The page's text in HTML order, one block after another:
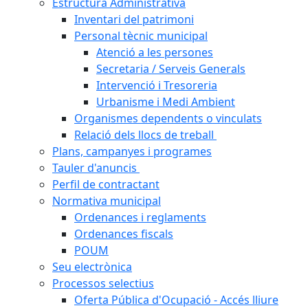
Inventari del patrimoni
Personal tècnic municipal
Atenció a les persones
Secretaria / Serveis Generals
Intervenció i Tresoreria
Urbanisme i Medi Ambient
Organismes dependents o vinculats
Relació dels llocs de treball
Plans, campanyes i programes
Tauler d'anuncis
Perfil de contractant
Normativa municipal
Ordenances i reglaments
Ordenances fiscals
POUM
Seu electrònica
Processos selectius
Oferta Pública d'Ocupació - Accés lliure